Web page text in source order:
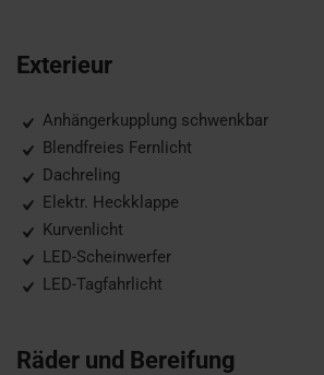
Exterieur
Anhängerkupplung schwenkbar
Blendfreies Fernlicht
Dachreling
Elektr. Heckklappe
Kurvenlicht
LED-Scheinwerfer
LED-Tagfahrlicht
Räder und Bereifung